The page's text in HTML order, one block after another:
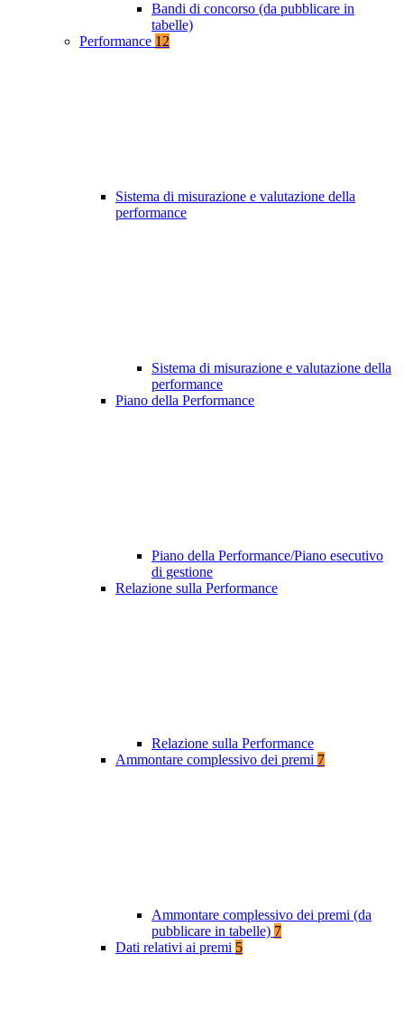
Bandi di concorso (da pubblicare in
tabelle)
Performance 12
Sistema di misurazione e valutazione della
performance
Sistema di misurazione e valutazione della
performance
Piano della Performance
Piano della Performance/Piano esecutivo
di gestione
Relazione sulla Performance
Relazione sulla Performance
Ammontare complessivo dei premi 7
Ammontare complessivo dei premi (da
pubblicare in tabelle) 7
Dati relativi ai premi 5